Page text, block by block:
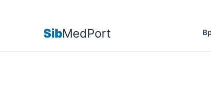
SibMedPort